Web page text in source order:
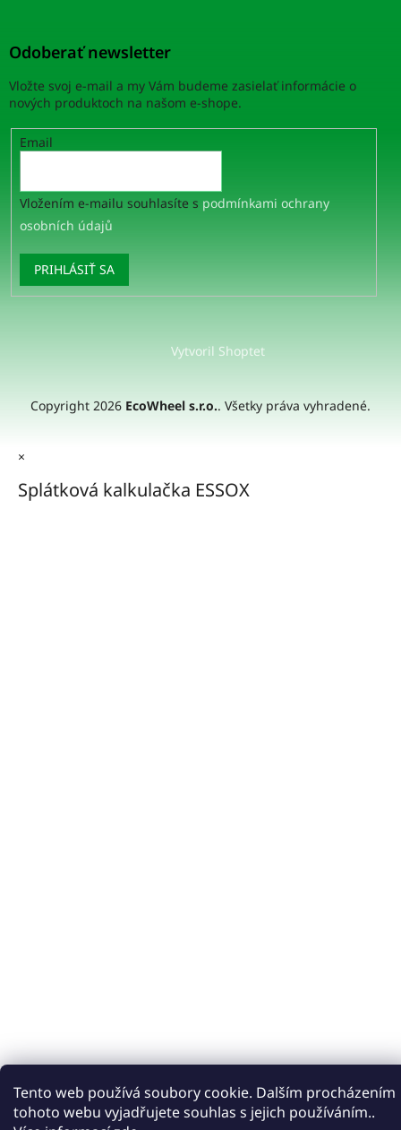
Tento web používá soubory cookie. Dalším procházením
tohoto webu vyjadřujete souhlas s jejich používáním..
Odoberať newsletter
Vložte svoj e-mail a my Vám budeme zasielať informácie o
nových produktoch na našom e-shope.
Email
Vložením e-mailu souhlasíte s podmínkami ochrany
osobních údajů
PRIHLÁSIŤ SA
Vytvoril Shoptet
Copyright 2026 EcoWheel s.r.o.. Všetky práva vyhradené.
×
Splátková kalkulačka ESSOX